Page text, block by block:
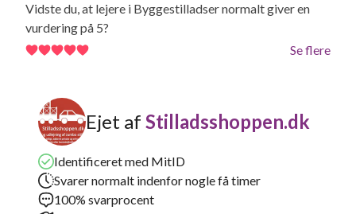
Vidste du, at lejere i Byggestilladser normalt giver en
vurdering på 5?
Se flere
Ejet af Stilladsshoppen.dk
Identificeret med MitID
Svarer normalt indenfor nogle få timer
100% svarprocent